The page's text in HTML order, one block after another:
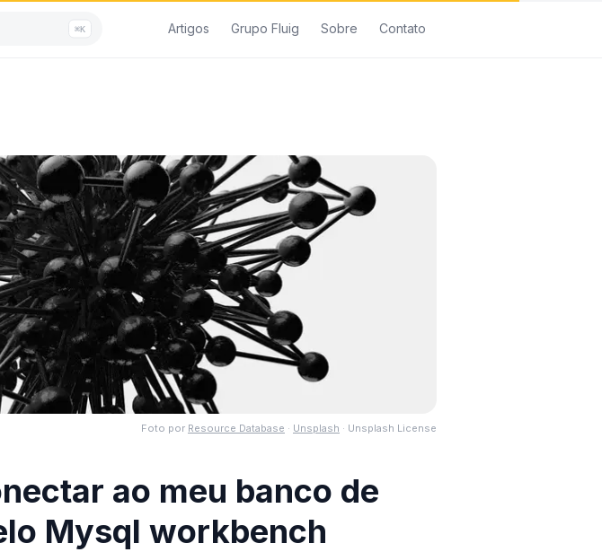
⌘K Artigos Grupo Fluig Sobre Contato
Foto por Resource Database · Unsplash · Unsplash License
ao meu banco de
Mysql workbench